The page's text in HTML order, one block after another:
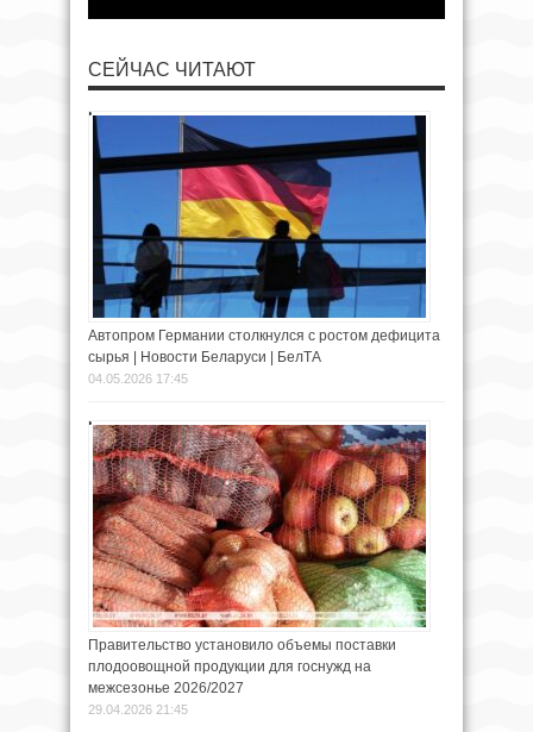
СЕЙЧАС ЧИТАЮТ
Автопром Германии столкнулся с ростом дефицита
сырья | Новости Беларуси | БелТА
04.05.2026 17:45
Правительство установило объемы поставки
плодоовощной продукции для госнужд на
межсезонье 2026/2027
29.04.2026 21:45